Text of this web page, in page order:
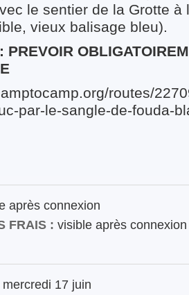
le sentier de la Grotte à
vieux balisage bleu).
PREVOIR
routes/
par-le-sangle-de-fouda-
après connexion
FRAIS : visible après connexion
mercredi 17 juin